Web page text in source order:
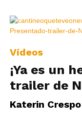
Vídeos
¡Ya es un
trailer de
Katerin Crespo